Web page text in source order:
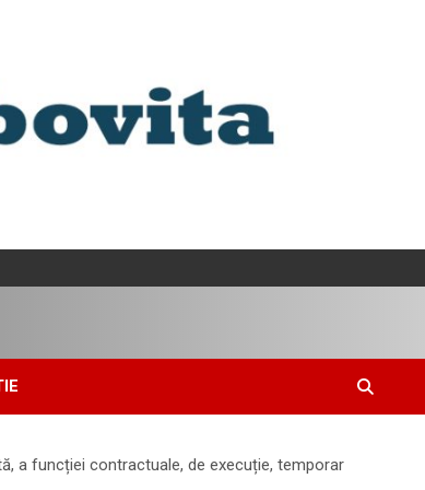
a funcției contractuale, de execuție, temporar